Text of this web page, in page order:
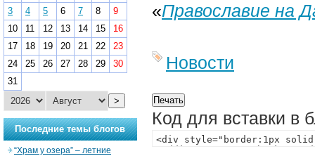
«Православие на
Новости
Код для вставки в
3
4 5 6 7 8
9
10
11 12 13 14 15
16
17
18 19 20 21 22
23
24
25 26 27 28 29
30
31
>
Последние темы блогов
“Храм у озера” – летние